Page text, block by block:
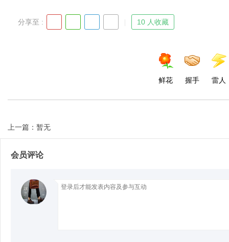
分享至 : 10 人收藏
鲜花 握手 雷人
上一篇：暂无
会员评论